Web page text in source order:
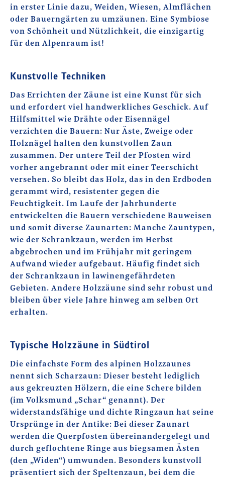
in erster Linie dazu, Weiden, Wiesen, Almflächen
oder Bauerngärten zu umzäunen. Eine Symbiose
von Schönheit und Nützlichkeit, die einzigartig
für den Alpenraum ist!
Kunstvolle Techniken
Das Errichten der Zäune ist eine Kunst für sich
und erfordert viel handwerkliches Geschick. Auf
Hilfsmittel wie Drähte oder Eisennägel
verzichten die Bauern: Nur Äste, Zweige oder
Holznägel halten den kunstvollen Zaun
zusammen. Der untere Teil der Pfosten wird
vorher angebrannt oder mit einer Teerschicht
versehen. So bleibt das Holz, das in den Erdboden
gerammt wird, resistenter gegen die
Feuchtigkeit. Im Laufe der Jahrhunderte
entwickelten die Bauern verschiedene Bauweisen
und somit diverse Zaunarten: Manche Zauntypen,
wie der Schrankzaun, werden im Herbst
abgebrochen und im Frühjahr mit geringem
Aufwand wieder aufgebaut. Häufig findet sich
der Schrankzaun in lawinengefährdeten
Gebieten. Andere Holzzäune sind sehr robust und
bleiben über viele Jahre hinweg am selben Ort
erhalten.
Typische Holzzäune in Südtirol
Die einfachste Form des alpinen Holzzaunes
nennt sich Scharzaun: Dieser besteht lediglich
aus gekreuzten Hölzern, die eine Schere bilden
(im Volksmund „Schar“ genannt). Der
widerstandsfähige und dichte Ringzaun hat seine
Ursprünge in der Antike: Bei dieser Zaunart
werden die Querpfosten übereinandergelegt und
durch geflochtene Ringe aus biegsamen Ästen
(den „Widen“) umwunden. Besonders kunstvoll
präsentiert sich der Speltenzaun, bei dem die